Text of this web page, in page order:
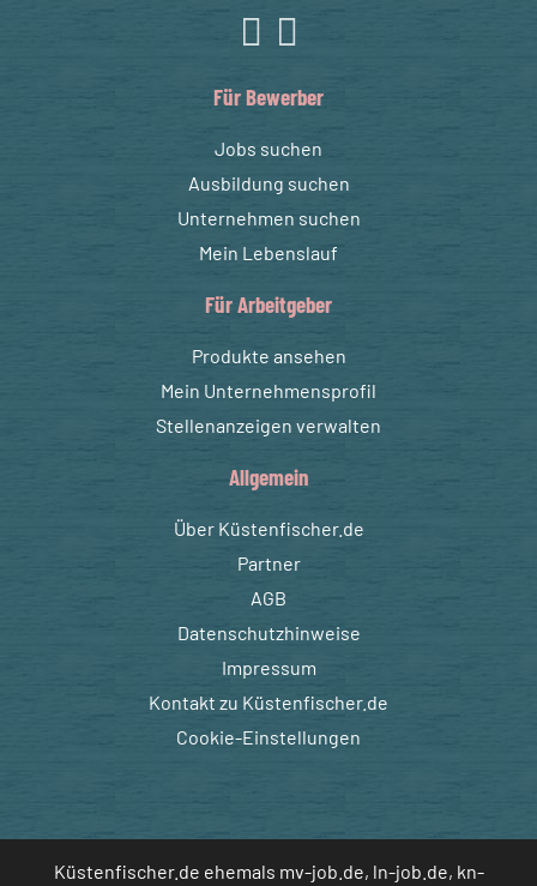
Für Bewerber
Jobs suchen
Ausbildung suchen
Unternehmen suchen
Mein Lebenslauf
Für Arbeitgeber
Produkte ansehen
Mein Unternehmensprofil
Stellenanzeigen verwalten
Allgemein
Über Küstenfischer.de
Partner
AGB
Datenschutzhinweise
Impressum
Kontakt zu Küstenfischer.de
Cookie-Einstellungen
Küstenfischer.de ehemals mv-job.de, ln-job.de, kn-